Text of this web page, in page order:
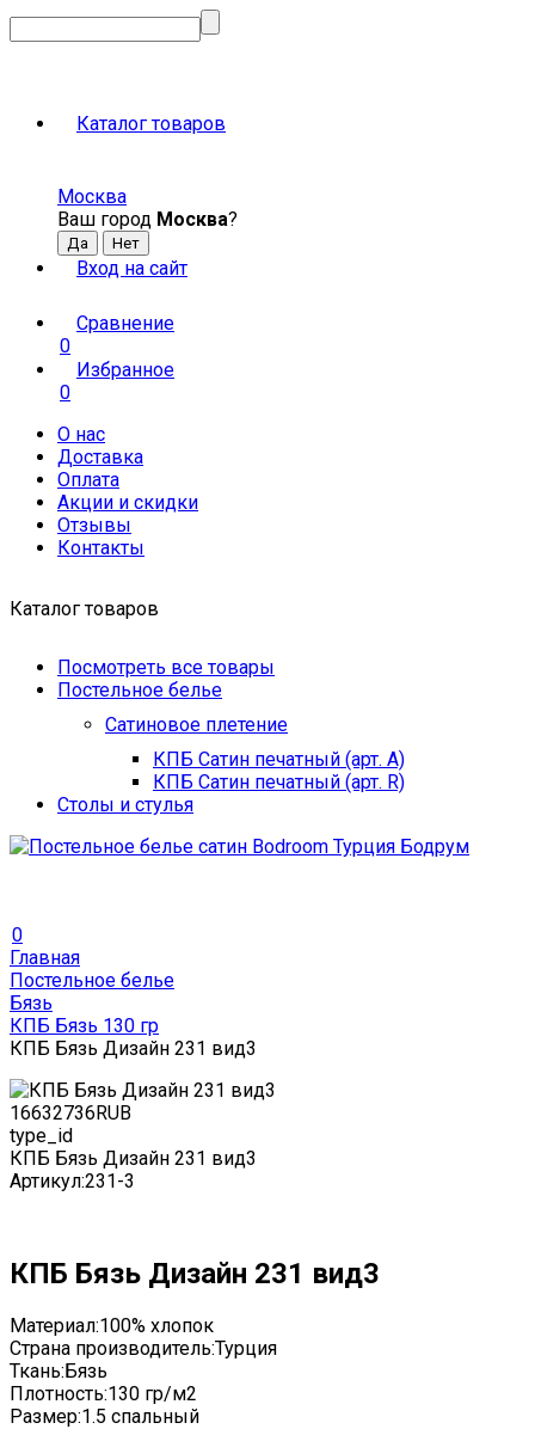
Каталог товаров
Москва
Ваш город Москва?
Вход на сайт
Сравнение
0
Избранное
0
О нас
Доставка
Оплата
Акции и скидки
Отзывы
Контакты
Каталог товаров
Посмотреть все товары
Постельное белье
Сатиновое плетение
КПБ Сатин печатный (арт. A)
КПБ Сатин печатный (арт. R)
Столы и стулья
0
Главная
Постельное белье
Бязь
КПБ Бязь 130 гр
КПБ Бязь Дизайн 231 вид3
16632736RUB
type_id
КПБ Бязь Дизайн 231 вид3
Артикул:231-3
КПБ Бязь Дизайн 231 вид3
Материал:100% хлопок
Страна производитель:Турция
Ткань:Бязь
Плотность:130 гр/м2
Размер:1.5 спальный